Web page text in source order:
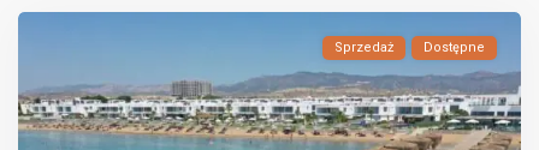
Sprzedaż Dostępne